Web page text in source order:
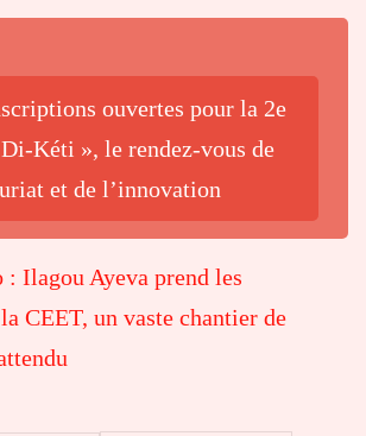
ouvertes pour la 2e
Kéti », le rendez-vous de
et de l’innovation
: Ilagou Ayeva prend les
CEET, un vaste chantier de